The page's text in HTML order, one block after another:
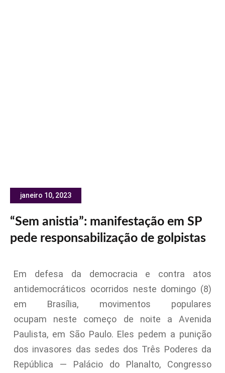
janeiro 10, 2023
“Sem anistia”: manifestação em SP
pede responsabilização de golpistas
Em defesa da democracia e contra atos
antidemocráticos ocorridos neste domingo (8)
em Brasília, movimentos populares
ocupam neste começo de noite a Avenida
Paulista, em São Paulo. Eles pedem a punição
dos invasores das sedes dos Três Poderes da
República — Palácio do Planalto, Congresso